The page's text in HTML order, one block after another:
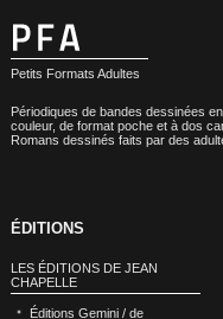
Petits Formats Adultes
Périodiques de bandes dessinées
couleur, de format poche et à dos
Romans dessinés faits par des
ÉDITIONS
LES ÉDITIONS DE JEAN
CHAPELLE
Éditions Gemini / de